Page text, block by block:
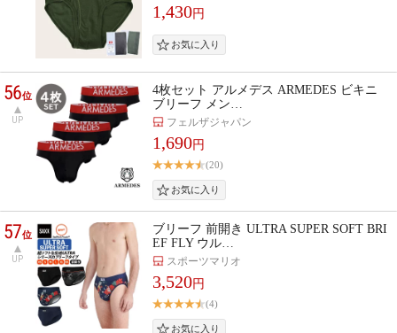
1,430円
56位
UP
4枚セット アルメデス ARMEDES ビキニ
ブリーフ メン…
フェルザジャパン
1,690円
(20)
57位
UP
ブリーフ 前開き ULTRA SUPER SOFT BRI
EF FLY ウル…
スポーツマリオ
3,520円
(4)